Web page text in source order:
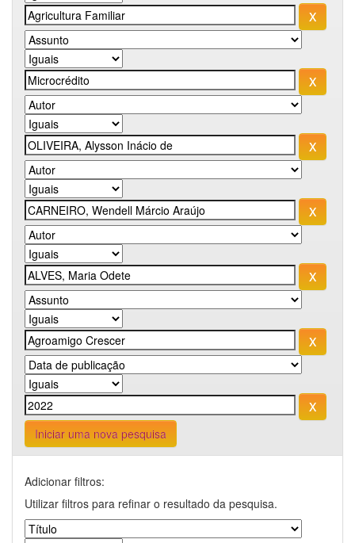
Iniciar uma nova pesquisa
Adicionar filtros:
Utilizar filtros para refinar o resultado da pesquisa.